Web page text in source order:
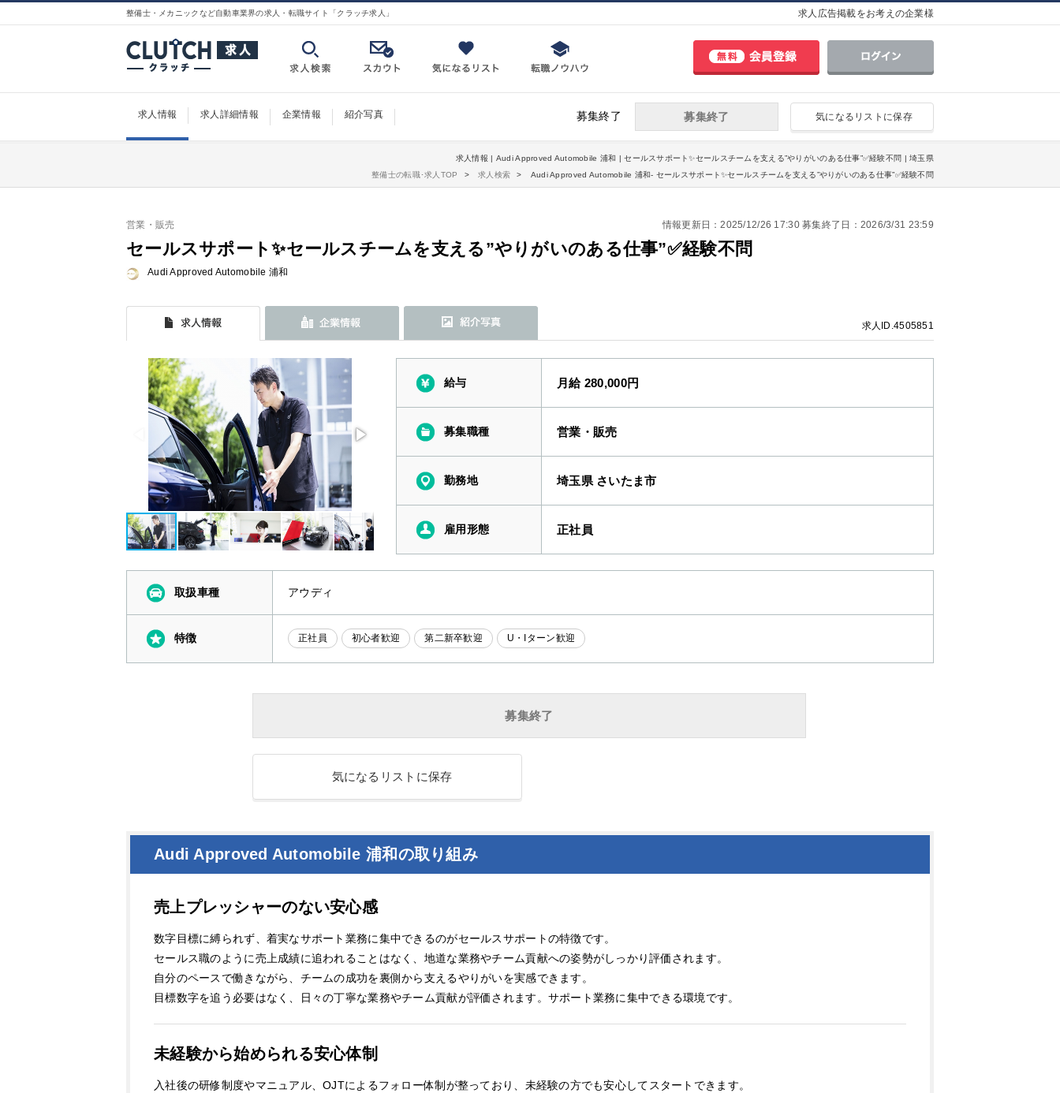
整備士・メカニックなど自動車業界の求人・転職サイト「クラッチ求人」 求人広告掲載をお考えの企業様
求人情報 求人詳細情報 企業情報 紹介写真 気になるリストに保存
募集終了
募集終了
求人情報 | Audi Approved Automobile 浦和 | セールスサポート✨セールスチームを支える”やりがいのある仕事”✅経験不問 | 埼玉県
整備士の転職･求人TOP
求人検索 Audi Approved Automobile 浦和- セールスサポート✨セールスチームを支える”やりがいのある仕事”✅経験不問
情報更新日：2025/12/26 17:30 募集終了日：2026/3/31 23:59
営業・販売
セールスサポート✨セールスチームを支える”やりがいのある仕事”✅経験不問
Audi Approved Automobile 浦和
求人ID.4505851
給与 月給 280,000円
募集職種 営業・販売
勤務地 埼玉県 さいたま市
雇用形態 正社員
取扱車種 アウディ
特徴 正社員 初心者歓迎 第二新卒歓迎 U・Iターン歓迎
募集終了
気になるリストに保存
Audi Approved Automobile 浦和の取り組み
売上プレッシャーのない安心感
数字目標に縛られず、着実なサポート業務に集中できるのがセールスサポートの特徴です。
セールス職のように売上成績に追われることはなく、地道な業務やチーム貢献への姿勢がしっかり評価されます。
自分のペースで働きながら、チームの成功を裏側から支えるやりがいを実感できます。
目標数字を追う必要はなく、日々の丁寧な業務やチーム貢献が評価されます。サポート業務に集中できる環境です。
未経験から始められる安心体制
入社後の研修制度やマニュアル、OJTによるフォロー体制が整っており、未経験の方でも安心してスタートできます。